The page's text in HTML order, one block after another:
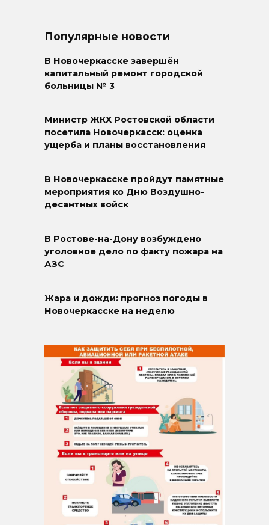
Популярные новости
В Новочеркасске завершён
капитальный ремонт городской
больницы № 3
Министр ЖКХ Ростовской области
посетила Новочеркасск: оценка
ущерба и планы восстановления
В Новочеркасске пройдут памятные
мероприятия ко Дню Воздушно-
десантных войск
В Ростове-на-Дону возбуждено
уголовное дело по факту пожара на
АЗС
Жара и дожди: прогноз погоды в
Новочеркасске на неделю